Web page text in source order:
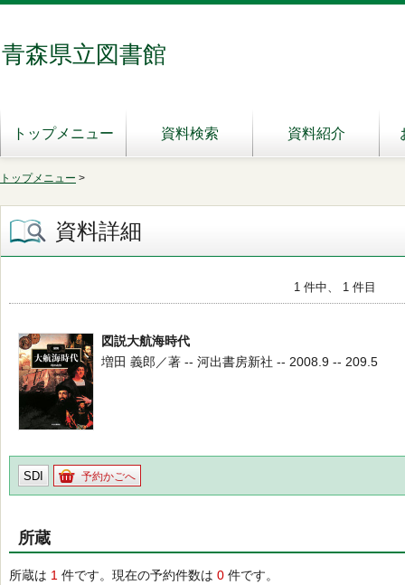
青森県立図書館
トップメニュー 資料検索 資料紹介
トップメニュー >
資料詳細
1 件中、 1 件目
図説大航海時代
増田 義郎／著 -- 河出書房新社 -- 2008.9 -- 209.5
SDI 予約かごへ
所蔵
所蔵は 1 件です。現在の予約件数は 0 件です。